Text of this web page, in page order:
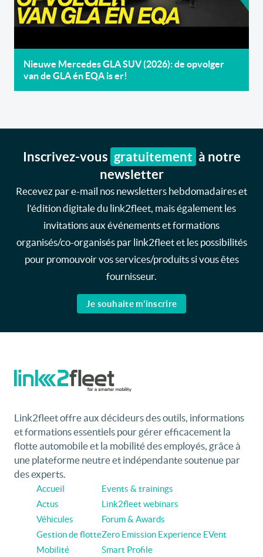
Nieuwe Mercedes GLA SUV (2026): de opvolger
van de GLA én EQA is er!
Inscrivez-vous gratuitement à notre
newsletter
Recevez par e-mail nos newsletters hebdomadaires et
l’édition digitale du link2fleet, mais également les
invitations aux événements et formations
organisés/co-organisés par link2fleet et les possibilités
pour promouvoir vos services/produits si vous êtes
fournisseur.
Je souhaite m'inscrire
Link2fleet offre aux décideurs des outils, informations
et formations essentiels pour gérer efficacement la
flotte automobile et la mobilité des employés, grâce à
une plateforme neutre et indépendante soutenue par
des experts.
Accueil
Actus
Véhicules
Gestion de flotte
Mobilité
Events & trainings
Link2fleet webinars
Forum & Awards
Zero Emission Experience EVent
Smart Profile